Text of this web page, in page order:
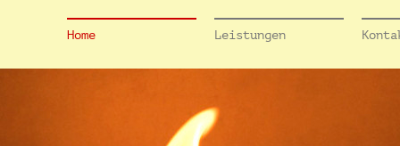
Home Leistungen